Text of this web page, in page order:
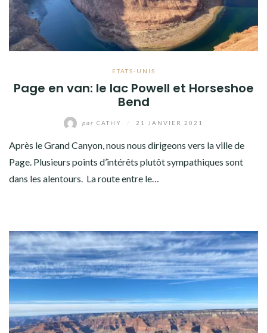
ETATS-UNIS
Page en van: le lac Powell et Horseshoe
Bend
par CATHY 21 JANVIER 2021
Après le Grand Canyon, nous nous dirigeons vers la ville de
Page. Plusieurs points d’intérêts plutôt sympathiques sont
dans les alentours. La route entre le…